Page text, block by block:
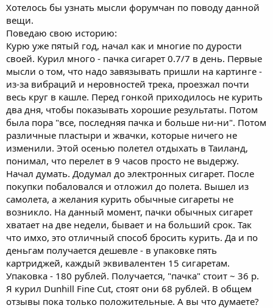
Хотелось бы узнать мысли форумчан по поводу данной
вещи.
Поведаю свою историю:
Курю уже пятый год, начал как и многие по дурости
своей. Курил много - пачка сигарет 0.7/7 в день. Первые
мысли о том, что надо завязывать пришли на картинге -
из-за вибраций и неровностей трека, проезжал почти
весь круг в кашле. Перед гонкой приходилось не курить
два дня, чтобы показывать хорошие результаты. Потом
была пора "все, последняя пачка и больше ни-ни". Потом
различные пластыри и жвачки, которые ничего не
изменили. Этой осенью полетел отдыхать в Таиланд,
понимал, что перелет в 9 часов просто не выдержу.
Начал думать. Додумал до электронных сигарет. После
покупки побаловался и отложил до полета. Вышел из
самолета, а желания курить обычные сигареты не
возникло. На данный момент, пачки обычных сигарет
хватает на две недели, бывает и на больший срок. Так
что имхо, это отличный способ бросить курить. Да и по
деньгам получается дешевле - в упаковке пять
картриджей, каждый эквивалентен 15 сигаретам.
Упаковка - 180 рублей. Получается, "пачка" стоит ~ 36 р.
Я курил Dunhill Fine Cut, стоят они 68 рублей. В общем
отзывы пока только положительные. А вы что думаете?